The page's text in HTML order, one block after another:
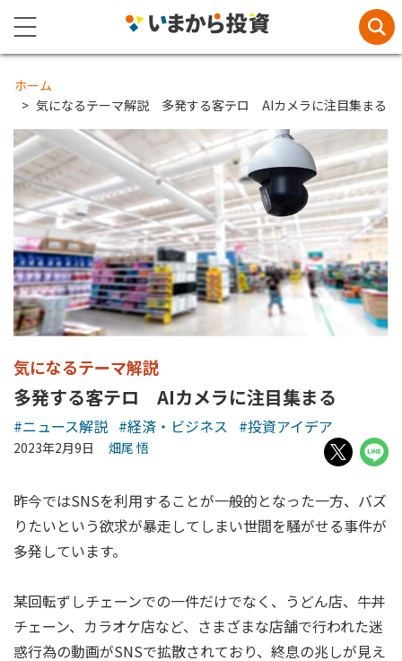
ホーム
気になるテーマ解説 多発する客テロ AIカメラに注目集まる
気になるテーマ解説
多発する客テロ AIカメラに注目集まる
#ニュース解説 #経済・ビジネス #投資アイデア
2023年2月9日 畑尾 悟
昨今ではSNSを利用することが一般的となった一方、バズ
りたいという欲求が暴走してしまい世間を騒がせる事件が
多発しています。
某回転ずしチェーンでの一件だけでなく、うどん店、牛丼
チェーン、カラオケ店など、さまざまな店舗で行われた迷
惑行為の動画がSNSで拡散されており、終息の兆しが見え